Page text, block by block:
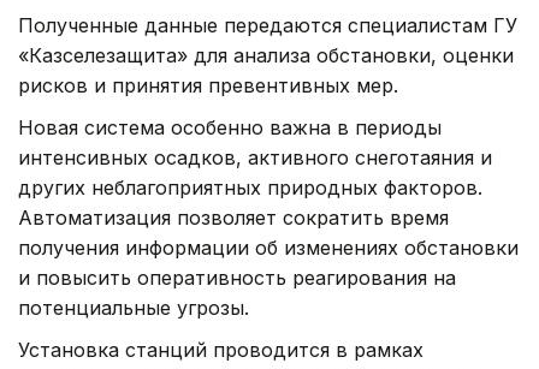
Полученные данные передаются специалистам ГУ
«Казселезащита» для анализа обстановки, оценки
рисков и принятия превентивных мер.
Новая система особенно важна в периоды
интенсивных осадков, активного снеготаяния и
других неблагоприятных природных факторов.
Автоматизация позволяет сократить время
получения информации об изменениях обстановки
и повысить оперативность реагирования на
потенциальные угрозы.
Установка станций проводится в рамках